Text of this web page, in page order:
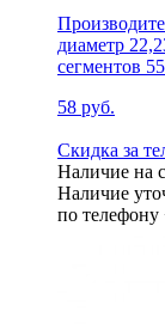
диаметр
сегментов
58 руб.
Скидка за
Наличие на
Наличие
по телефону